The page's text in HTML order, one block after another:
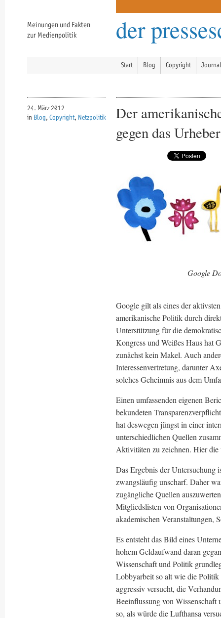
Meinungen und Fakten
zur Medienpolitik
der
Start Blog Copyright
24. März 2012
in Blog, Copyright, Netzpolitik
Der
gegen das
Google
Google gilt als eines der
amerikanische Politik durch
Unterstützung für die
Kongress und Weißes Haus hat
zunächst kein Makel. Auch
Interessenvertretung, darunter
solches Geheimnis aus dem
Einen umfassenden eigenen
bekundeten
hat deswegen jüngst in einer
unterschiedlichen Quellen
Aktivitäten zu zeichnen. Hier
Das Ergebnis der Untersuchung
zwangsläufig unscharf. Daher
zugängliche Quellen
Mitgliedslisten von
akademischen Veranstaltungen,
Es entsteht das Bild eines
hohem Geldaufwand daran
Wissenschaft und Politik
Lobbyarbeit so alt wie die Politik
aggressiv versucht, die
Beeinflussung von Wissenschaft
so, als würde die Lufthansa